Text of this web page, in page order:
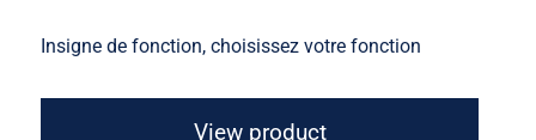
Insigne de fonction, choisissez votre fonction
View product